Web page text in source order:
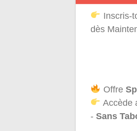
Inscris-
dès
Offre
Accède
- Sans